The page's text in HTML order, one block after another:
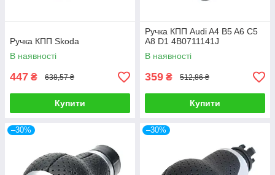
Ручка КПП Skoda
В наявності
447 ₴ 638,57 ₴
Купити
Ручка КПП Audi A4 B5 A6 C5
A8 D1 4B0711141J
В наявності
359 ₴ 512,86 ₴
Купити
–30% –30%